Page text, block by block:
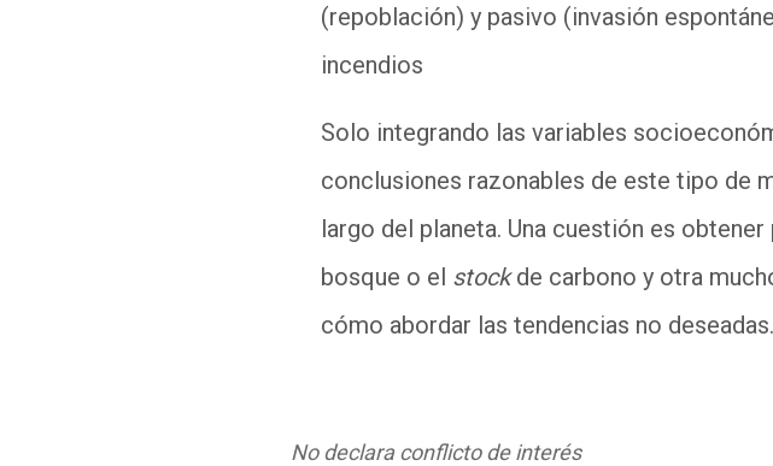
(repoblación) y pasivo (invasión
incendios
Solo integrando las variables
conclusiones razonables de este tipo de
largo del planeta. Una cuestión es
bosque o el stockde carbono y otra
cómo abordar las tendencias no deseadas.
No declara conflicto de interés